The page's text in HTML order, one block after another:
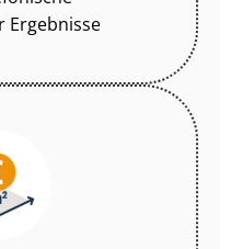
Ergebnisse